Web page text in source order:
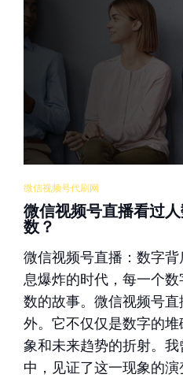
微信视频号代刷网
微信视频号直播看过
数？
微信视频号直播：数字
息爆炸的时代，每一个
数的故事。微信视频号直
外。它不仅仅是数字的
象和未来趋势的折射。
中，见证了这一现象的